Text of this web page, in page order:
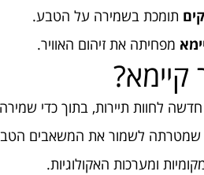
תומכת בשמירה על הטבע.
מפחיתה את זיהום האוויר.
קיימא?
לחוות תיירות, בתוך כדי
לשמור את המשאבים
ומערכות האקולוגיות.